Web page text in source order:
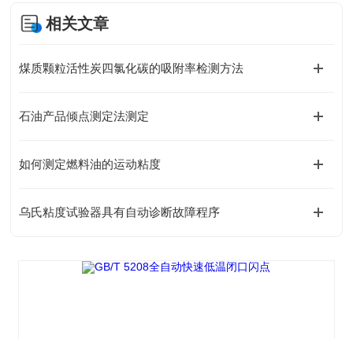
相关文章
煤质颗粒活性炭四氯化碳的吸附率检测方法
石油产品倾点测定法测定
如何测定燃料油的运动粘度
乌氏粘度试验器具有自动诊断故障程序